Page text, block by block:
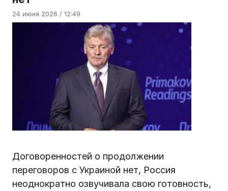
24 июня 2026 / 12:49
Договоренностей о продолжении
переговоров с Украиной нет, Россия
неоднократно озвучивала свою готовность,